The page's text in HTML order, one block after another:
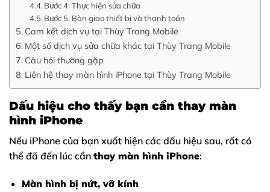
Bước 4: Thực hiện sửa chữa
Bước 5: Bàn giao thiết bị và thanh toán
Cam kết dịch vụ tại Thùy Trang Mobile
Một số dịch vụ sửa chữa khác tại Thùy Trang Mobile
Câu hỏi thường gặp
Liên hệ thay màn hình iPhone tại Thùy Trang Mobile
Dấu hiệu cho thấy bạn cần thay màn
hình iPhone
Nếu iPhone của bạn xuất hiện các dấu hiệu sau, rất có
thể đã đến lúc cần thay màn hình iPhone:
Màn hình bị nứt, vỡ kính